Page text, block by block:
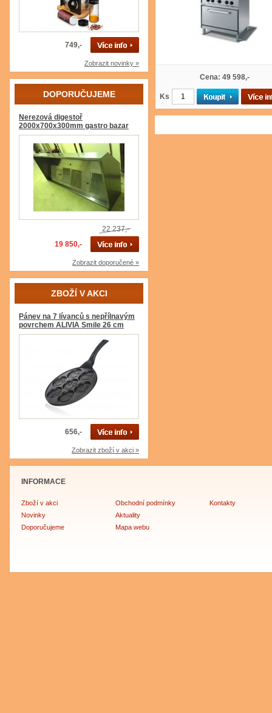
749,-
Zobrazit novinky »
DOPORUČUJEME
Nerezová digestoř
2000x700x300mm gastro bazar
22 237,-
19 850,-
Zobrazit doporučené »
ZBOŽÍ V AKCI
Pánev na 7 lívanců s nepřílnavým
povrchem ALIVIA Smile 26 cm
656,-
Zobrazit zboží v akci »
Cena: 49 598,-
Ks
INFORMACE
Zboží v akci
Novinky
Doporučujeme
Obchodní podmínky
Aktuality
Mapa webu
Kontakty